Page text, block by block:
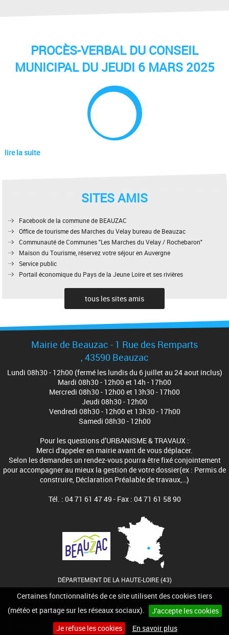
Certaines fonctionnalités de ce site utilisent des cookies tiers
(météo et partage sur les réseaux sociaux).
J'accepte les cookies
Je refuse les cookies
En savoir plus
PROCÈS-VERBAL DU CONSEIL
MUNICIPAL DU JEUDI 6 MARS 2025
lire la suite
SITES AMIS
Facebook de la commune de BEAUZAC
Office de tourisme des Marches du Velay bureau de Beauzac
Communauté de Communes "Les Marches du Velay / Rochebaron"
Maison du Tourisme, réservez votre séjour en Auvergne
Service public
Portail économique du Pays de la Jeune Loire et ses rivières
tous les sites amis
Mairie de Beauzac - 1 Rue des Remparts
, 43590 Beauzac
Lundi 08h30 - 12h00 (fermé les lundis du 6 juillet au 24 aout inclus)
Mardi 08h30 - 12h00 et 14h - 17h00
Mercredi 08h30 - 12h00 et 13h30 - 17h00
Jeudi 08h30 - 12h00
Vendredi 08h30 - 12h00 et 13h30 - 17h00
Samedi 08h30 - 12h00
Pour les questions d’URBANISME & TRAVAUX :
Merci d'appeler en mairie avant de vous déplacer.
Selon les demandes un rendez-vous pourra être fixé conjointement
pour accompagner au mieux la gestion de votre dossier(ex : Permis de
construire, Déclaration Préalable de travaux,…)
Tél. : 04 71 61 47 49 - Fax : 04 71 61 58 90
DÉPARTEMENT DE LA HAUTE-LOIRE (43)
Mentions légales
Accessibilité Cookies Site internet pour communes